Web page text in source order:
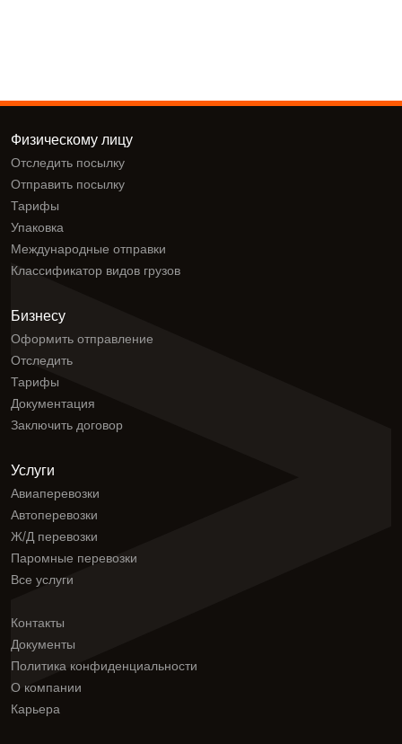
Физическому лицу
Отследить посылку
Отправить посылку
Тарифы
Упаковка
Международные отправки
Классификатор видов грузов
Бизнесу
Оформить отправление
Отследить
Тарифы
Документация
Заключить договор
Услуги
Авиаперевозки
Автоперевозки
Ж/Д перевозки
Паромные перевозки
Все услуги
Контакты
Документы
Политика конфиденциальности
О компании
Карьера